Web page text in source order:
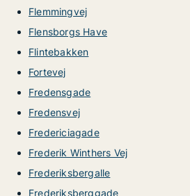
Flemmingvej
Flensborgs Have
Flintebakken
Fortevej
Fredensgade
Fredensvej
Fredericiagade
Frederik Winthers Vej
Frederiksbergalle
Frederiksberggade